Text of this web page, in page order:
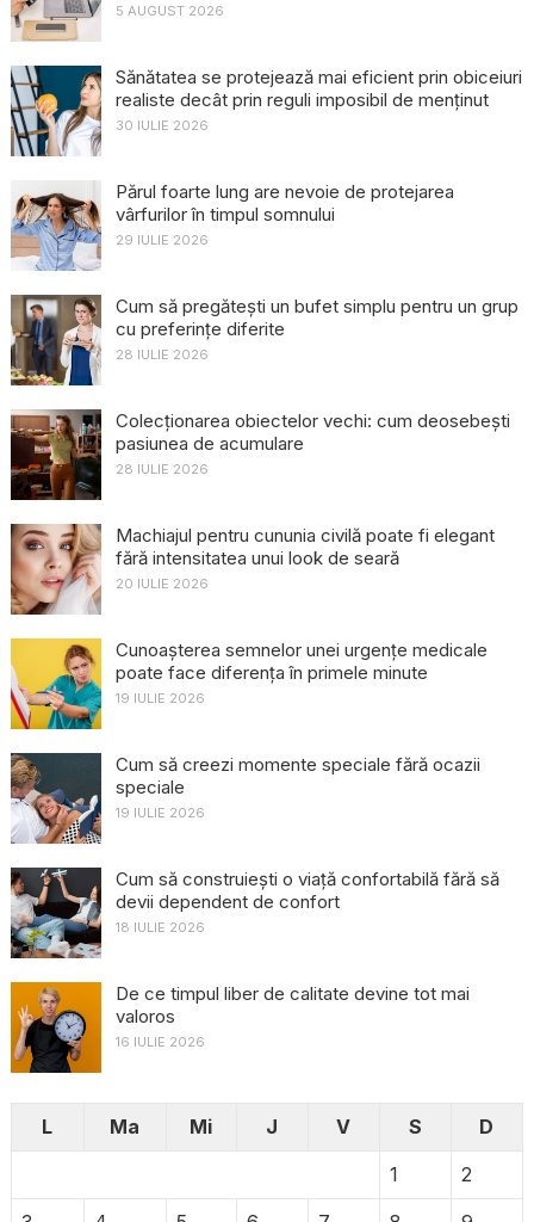
5 AUGUST 2026
Sănătatea se protejează mai eficient prin obiceiuri
realiste decât prin reguli imposibil de menținut
30 IULIE 2026
Părul foarte lung are nevoie de protejarea
vârfurilor în timpul somnului
29 IULIE 2026
Cum să pregătești un bufet simplu pentru un grup
cu preferințe diferite
28 IULIE 2026
Colecționarea obiectelor vechi: cum deosebești
pasiunea de acumulare
28 IULIE 2026
Machiajul pentru cununia civilă poate fi elegant
fără intensitatea unui look de seară
20 IULIE 2026
Cunoașterea semnelor unei urgențe medicale
poate face diferența în primele minute
19 IULIE 2026
Cum să creezi momente speciale fără ocazii
speciale
19 IULIE 2026
Cum să construiești o viață confortabilă fără să
devii dependent de confort
18 IULIE 2026
De ce timpul liber de calitate devine tot mai
valoros
16 IULIE 2026
L Ma Mi J V S
D
1
2